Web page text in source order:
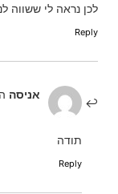
לכן נראה לי ששווה
Reply
אניסה
תודה
Reply